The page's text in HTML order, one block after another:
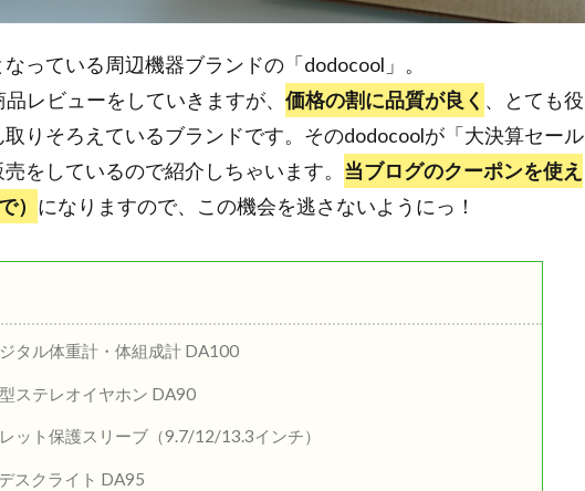
っている周辺機器ブランドの「dodocool」。
レビューをしていきますが、 価格の割に品質が良く 、とても役
りそろえているブランドです。そのdodocoolが「大決算セール
をしているので紹介しちゃいます。 当ブログのクーポンを使え
） になりますので、この機会を逃さないようにっ！
タル体重計・体組成計 DA100
ステレオイヤホン DA90
ット保護スリーブ（9.7/12/13.3インチ）
スクライト DA95